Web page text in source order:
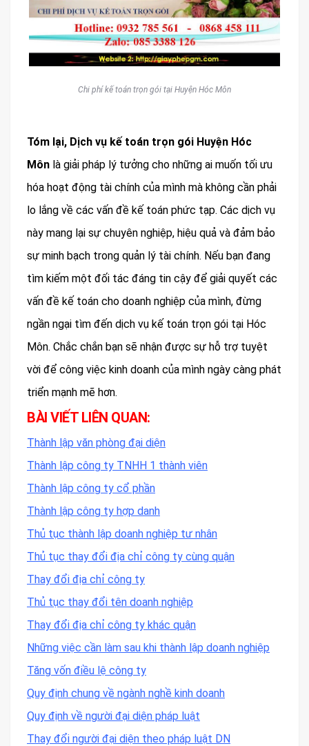
Chi phí kế toán trọn gói tại Huyện Hóc Môn
Tóm lại, Dịch vụ kế toán trọn gói Huyện Hóc
Môn là giải pháp lý tưởng cho những ai muốn tối ưu
hóa hoạt động tài chính của mình mà không cần phải
lo lắng về các vấn đề kế toán phức tạp. Các dịch vụ
này mang lại sự chuyên nghiệp, hiệu quả và đảm bảo
sự minh bạch trong quản lý tài chính. Nếu bạn đang
tìm kiếm một đối tác đáng tin cậy để giải quyết các
vấn đề kế toán cho doanh nghiệp của mình, đừng
ngần ngại tìm đến dịch vụ kế toán trọn gói tại Hóc
Môn. Chắc chắn bạn sẽ nhận được sự hỗ trợ tuyệt
vời để công việc kinh doanh của mình ngày càng phát
triển mạnh mẽ hơn.
BÀI VIẾT LIÊN QUAN:
Thành lập văn phòng đại diện
Thành lập công ty TNHH 1 thành viên
Thành lập công ty cổ phần
Thành lập công ty hợp danh
Thủ tục thành lập doanh nghiệp tư nhân
Thủ tục thay đổi địa chỉ công ty cùng quận
Thay đổi địa chỉ công ty
Thủ tục thay đổi tên doanh nghiệp
Thay đổi địa chỉ công ty khác quận
Những việc cần làm sau khi thành lập doanh nghiệp
Tăng vốn điều lệ công ty
Quy định chung về ngành nghề kinh doanh
Quy định về người đại diện pháp luật
Thay đổi người đại diện theo pháp luật DN